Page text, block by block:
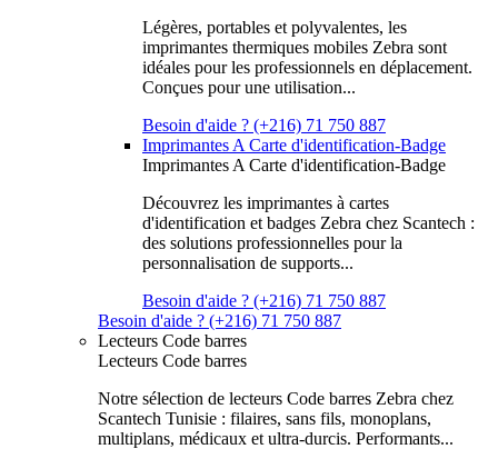
Légères, portables et polyvalentes, les
imprimantes thermiques mobiles Zebra sont
idéales pour les professionnels en déplacement.
Conçues pour une utilisation...
Besoin d'aide ? (+216) 71 750 887
Imprimantes A Carte d'identification-Badge
Imprimantes A Carte d'identification-Badge
Découvrez les imprimantes à cartes
d'identification et badges Zebra chez Scantech :
des solutions professionnelles pour la
personnalisation de supports...
Besoin d'aide ? (+216) 71 750 887
Besoin d'aide ? (+216) 71 750 887
Lecteurs Code barres
Lecteurs Code barres
Notre sélection de lecteurs Code barres Zebra chez
Scantech Tunisie : filaires, sans fils, monoplans,
multiplans, médicaux et ultra-durcis. Performants...